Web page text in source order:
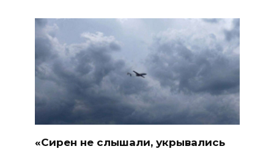
«Сирен не слышали, укрывались